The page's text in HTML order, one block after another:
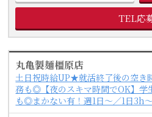
TEL応
丸亀製麺橿原店
土日祝時給UP★就活終了後の空き
務も◎【夜のスキマ時間でOK】学
も◎まかない有！週1日～／1日3h